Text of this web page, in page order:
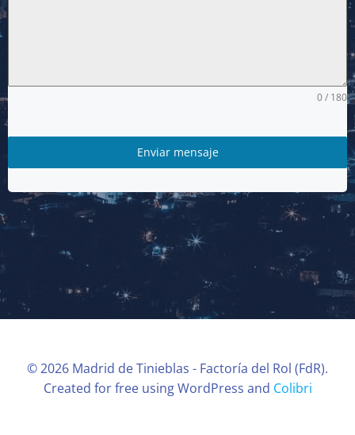
0 / 180
Enviar mensaje
© 2026 Madrid de Tinieblas - Factoría del Rol (FdR).
Created for free using WordPress and Colibri